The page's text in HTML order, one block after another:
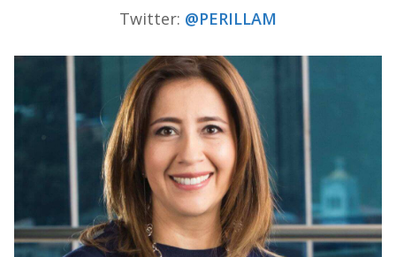
Twitter: @PERILLAM